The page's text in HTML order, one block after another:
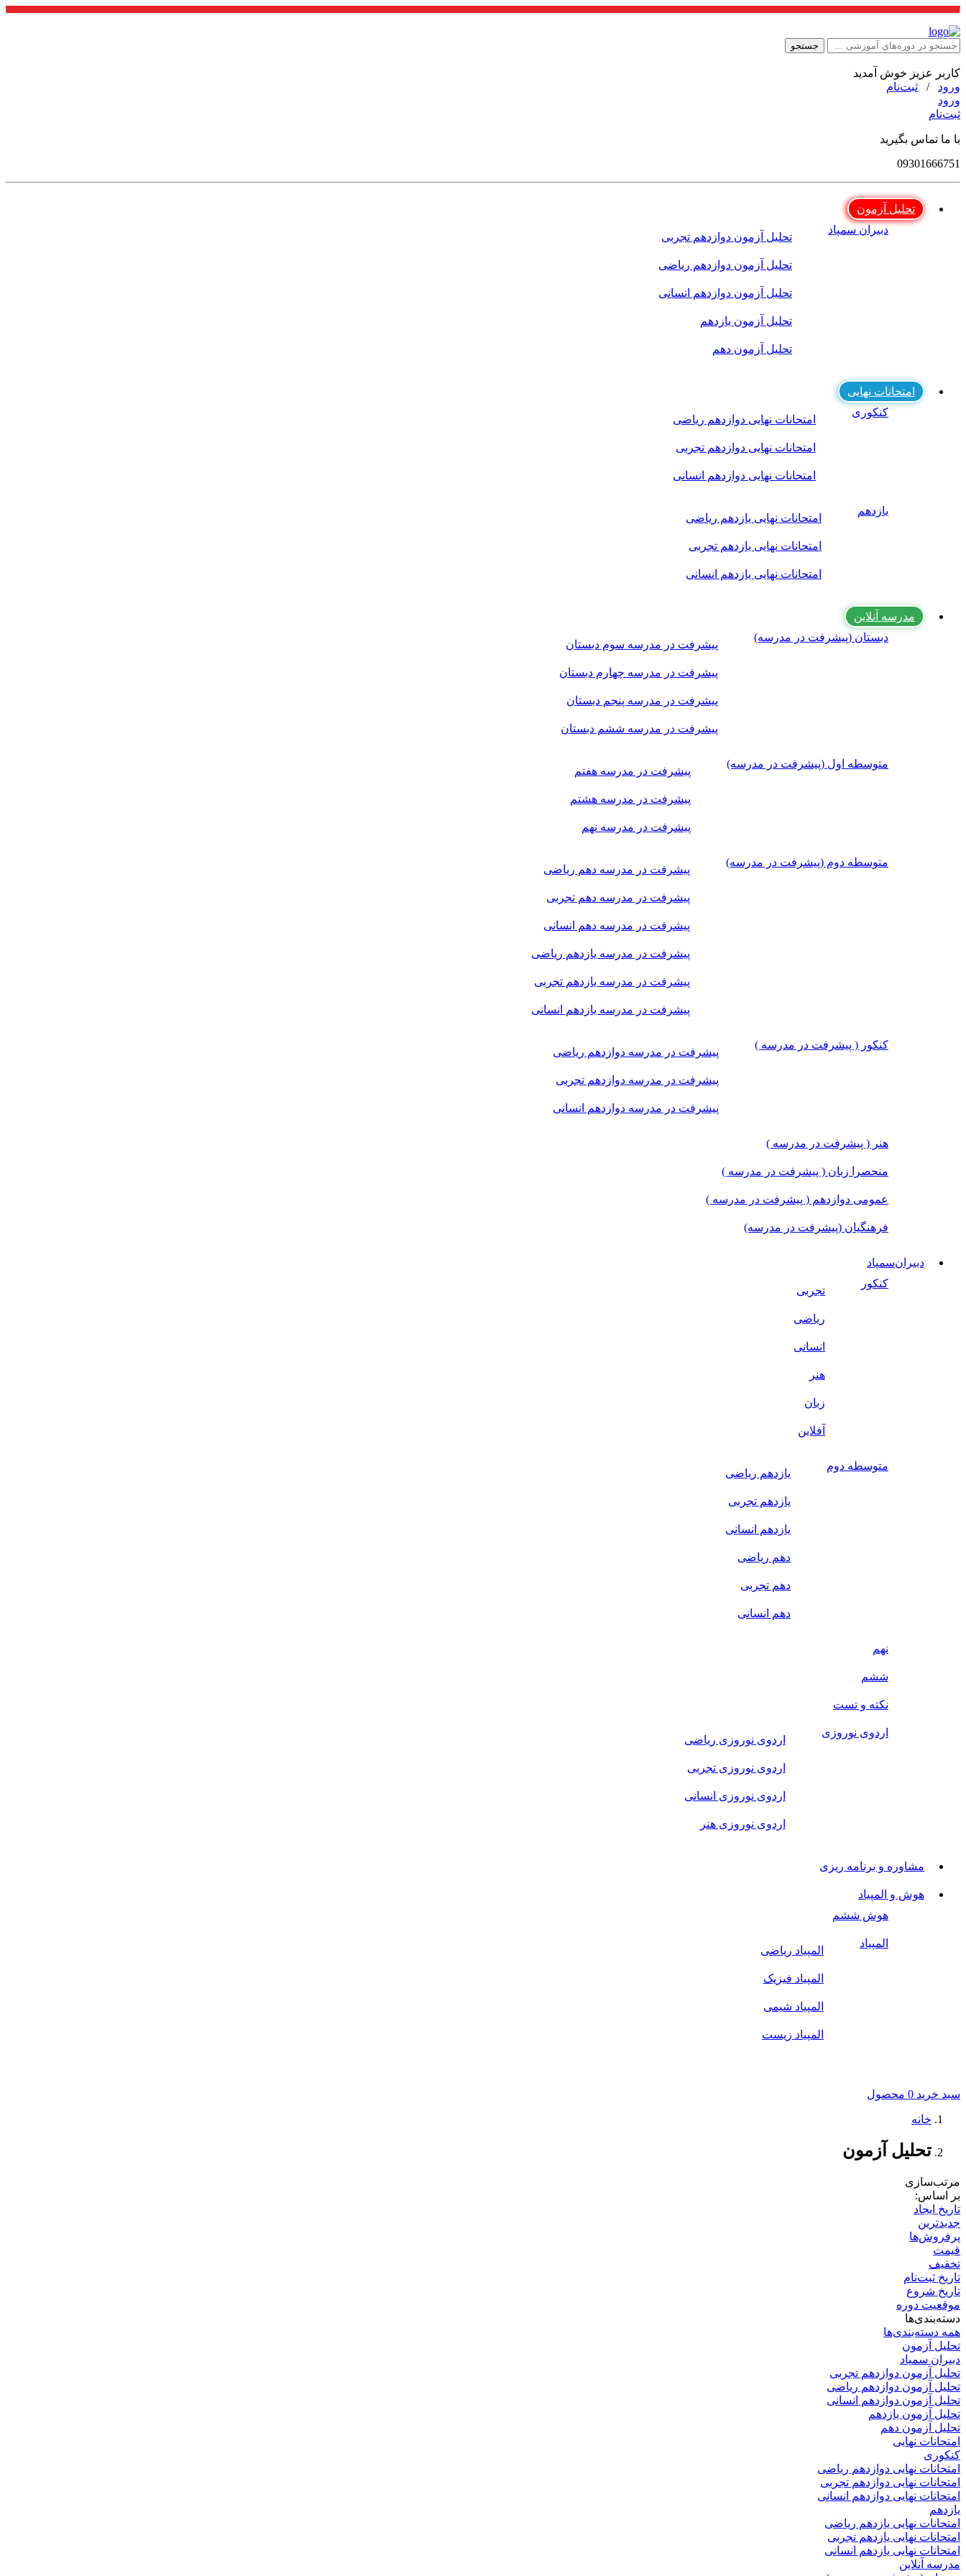
جستجو
کاربر عزیز خوش آمدید
ورود / ثبت‌نام
ورود
ثبت‌نام
با ما تماس بگیرید
09301666751
تحلیل آزمون
دبیران سمپاد
تحلیل آزمون دوازدهم تجربی
تحلیل آزمون دوازدهم ریاضی
تحلیل آزمون دوازدهم انسانی
تحلیل آزمون یازدهم
تحلیل آزمون دهم
امتحانات نهایی
کنکوری
امتحانات نهایی دوازدهم ریاضی
امتحانات نهایی دوازدهم تجربی
امتحانات نهایی دوازدهم انسانی
یازدهم
امتحانات نهایی یازدهم ریاضی
امتحانات نهایی یازدهم تجربی
امتحانات نهایی یازدهم انسانی
مدرسه آنلاین
دبستان (پیشرفت در مدرسه)
پیشرفت در مدرسه سوم دبستان
پیشرفت در مدرسه چهارم دبستان
پیشرفت در مدرسه پنجم دبستان
پیشرفت در مدرسه ششم دبستان
متوسطه اول (پیشرفت در مدرسه)
پیشرفت در مدرسه هفتم
پیشرفت در مدرسه هشتم
پیشرفت در مدرسه نهم
متوسطه دوم (پیشرفت در مدرسه)
پیشرفت در مدرسه دهم ریاضی
پیشرفت در مدرسه دهم تجربی
پیشرفت در مدرسه دهم انسانی
پیشرفت در مدرسه یازدهم ریاضی
پیشرفت در مدرسه یازدهم تجربی
پیشرفت در مدرسه یازدهم انسانی
کنکور ( پیشرفت در مدرسه )
پیشرفت در مدرسه دوازدهم ریاضی
پیشرفت در مدرسه دوازدهم تجربی
پیشرفت در مدرسه دوازدهم انسانی
هنر ( پیشرفت در مدرسه )
منحصرا زبان ( پیشرفت در مدرسه )
عمومی دوازدهم ( پیشرفت در مدرسه )
فرهنگیان (پیشرفت در مدرسه)
دبیران‌سمپاد
کنکور
تجربی
ریاضی
انسانی
هنر
زبان
آفلاین
متوسطه دوم
یازدهم ریاضی
یازدهم تجربی
یازدهم انسانی
دهم ریاضی
دهم تجربی
دهم انسانی
نهم
ششم
نکته و تست
اردوی نوروزی
اردوی نوروزی ریاضی
اردوی نوروزی تجربی
اردوی نوروزی انسانی
اردوی نوروزی هنر
مشاوره و برنامه ریزی
هوش و المپیاد
هوش ششم
المپیاد
المپیاد ریاضی
المپیاد فیزیک
المپیاد شیمی
المپیاد زیست
سبد خرید 0 محصول
خانه
تحلیل آزمون
مرتب‌سازی
بر اساس:
تاریخ ایجاد
جدیدترین
پرفروش‌ها
قیمت
تخفیف
تاریخ ثبت‌نام
تاریخ شروع
موقعیت دوره
دسته‌بندی‌ها
همه دسته‌بندی‌ها
تحلیل آزمون
دبیران سمپاد
تحلیل آزمون دوازدهم تجربی
تحلیل آزمون دوازدهم ریاضی
تحلیل آزمون دوازدهم انسانی
تحلیل آزمون یازدهم
تحلیل آزمون دهم
امتحانات نهایی
کنکوری
امتحانات نهایی دوازدهم ریاضی
امتحانات نهایی دوازدهم تجربی
امتحانات نهایی دوازدهم انسانی
یازدهم
امتحانات نهایی یازدهم ریاضی
امتحانات نهایی یازدهم تجربی
امتحانات نهایی یازدهم انسانی
مدرسه آنلاین